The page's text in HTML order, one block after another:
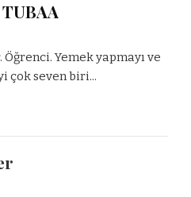
Yemek yapmayı ve
çok seven biri...